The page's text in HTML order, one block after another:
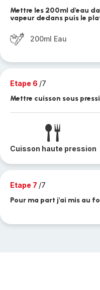
Mettre les 200ml d'eau
vapeur dedans puis le
200ml Eau
Etape 6 /7
Mettre cuisson sous
Cuisson haute pression
Etape 7 /7
Pour ma part j'ai mis au